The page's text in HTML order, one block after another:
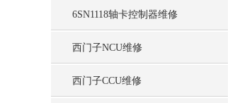
6SN1118轴卡控制器维修
西门子NCU维修
西门子CCU维修